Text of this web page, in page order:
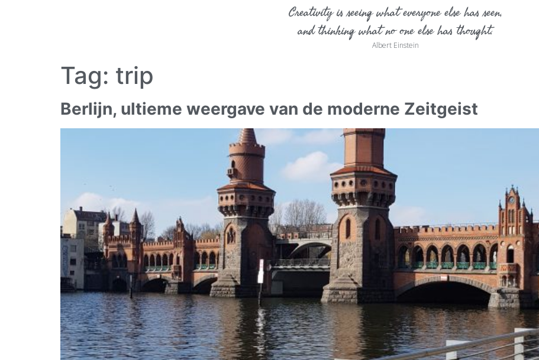
Creativity is seeing what everyone else has seen,
and thinking what no one else has thought.
Albert Einstein
Tag: trip
Berlijn, ultieme weergave van de moderne Zeitgeist